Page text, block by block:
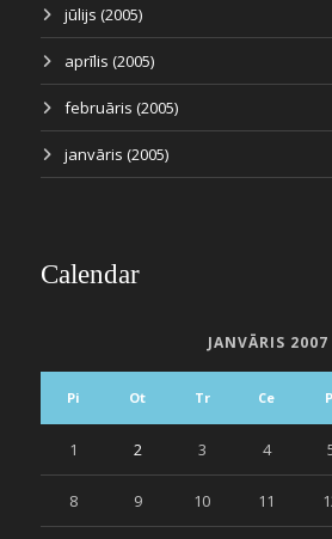
jūlijs (2005)
aprīlis (2005)
februāris (2005)
janvāris (2005)
Calendar
JANVĀRIS 2007
Pi Ot Tr Ce
1 2 3 4
8 9 10 11